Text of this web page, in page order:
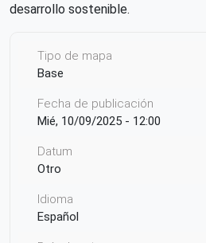
desarrollo sostenible.
Tipo de mapa
Base
Fecha de publicación
Mié, 10/09/2025 - 12:00
Datum
Otro
Idioma
Español